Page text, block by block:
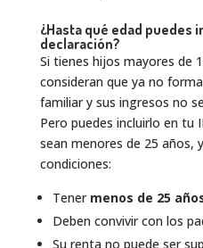
¿Hasta qué edad puedes
declaración?
Si tienes hijos mayores de
consideran que ya no
familiar y sus ingresos no
Pero puedes incluirlo en tu
sean menores de 25 años,
condiciones:
Tener menos de 25
Deben convivir con los
Su renta no puede ser